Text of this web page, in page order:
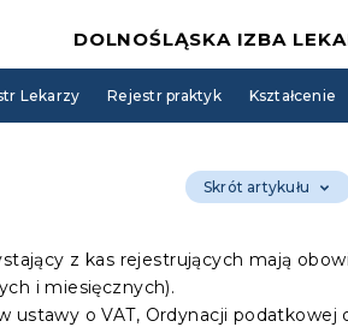
DOLNOŚLĄSKA IZBA
Lekarzy Rejestr praktyk Kształcenie
Skrót artykułu
z kas rejestrujących mają
i miesięcznych).
ustawy o VAT, Ordynacji podatkowej